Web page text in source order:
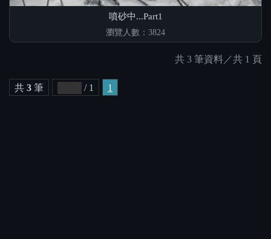
噴砂中...Part1
瀏覽人數：3824
共 3 筆資料／共 1 頁
共 3 筆 / 1 1